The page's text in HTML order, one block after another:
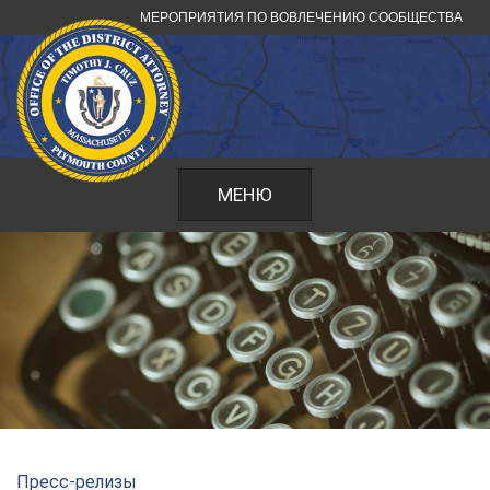
к
содержанию
МЕРОПРИЯТИЯ ПО ВОВЛЕЧЕНИЮ СООБЩЕСТВА
МЕНЮ
Пресс-релизы